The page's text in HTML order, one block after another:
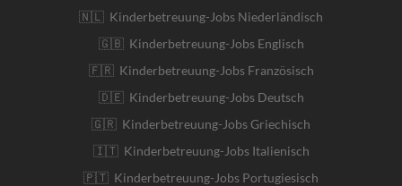
🇳🇱 Kinderbetreuung-Jobs Niederländisch
🇬🇧 Kinderbetreuung-Jobs Englisch
🇫🇷 Kinderbetreuung-Jobs Französisch
🇩🇪 Kinderbetreuung-Jobs Deutsch
🇬🇷 Kinderbetreuung-Jobs Griechisch
🇮🇹 Kinderbetreuung-Jobs Italienisch
🇵🇹 Kinderbetreuung-Jobs Portugiesisch